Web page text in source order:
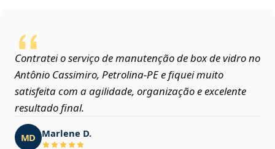
Contratei o serviço de manutenção de box de vidro no
Antônio Cassimiro, Petrolina‑PE e fiquei muito
satisfeita com a agilidade, organização e excelente
resultado final.
MD Marlene D.